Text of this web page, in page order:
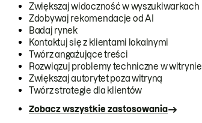
Zwiększaj widoczność w wyszukiwarkach
Zdobywaj rekomendacje od AI
Badaj rynek
Kontaktuj się z klientami lokalnymi
Twórz angażujące treści
Rozwiązuj problemy techniczne w witrynie
Zwiększaj autorytet poza witryną
Twórz strategie dla klientów
Zobacz wszystkie zastosowania